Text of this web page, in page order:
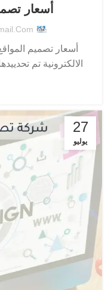
أسعار
أسعار تصميم
الالكترونية تم
27
يوليو